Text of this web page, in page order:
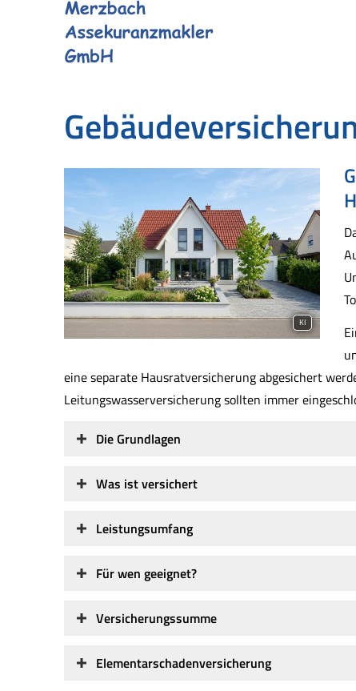
KI
eine separate Haus­rat­ver­si­che­rung abgesichert
Leitungswasserversicherung sollten immer
Die Grundlagen
Was ist versichert
Leistungsumfang
Für wen geeignet?
Versicherungssumme
Elementarschadenversicherung